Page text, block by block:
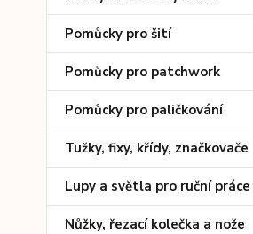
Pomůcky pro šití
Pomůcky pro patchwork
Pomůcky pro paličkování
Tužky, fixy, křídy, značkovače
Lupy a světla pro ruční práce
Nůžky, řezací kolečka a nože